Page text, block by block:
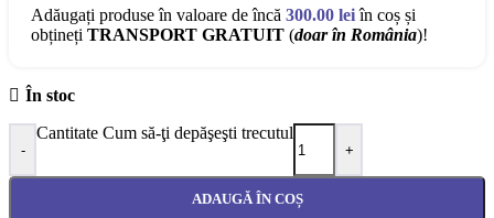
Adăugați produse în valoare de încă 300.00 leiîn coș și
obțineți TRANSPORT GRATUIT (doar în România)!
În stoc
-
Cantitate Cum să-ţi depăşeşti trecutul
+
ADAUGĂ ÎN COȘ